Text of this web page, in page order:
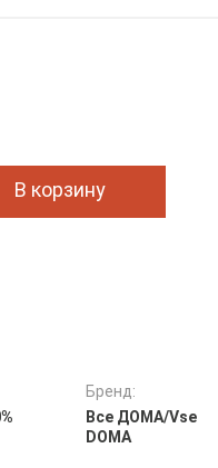
В корзину
Бренд:
Все ДOMA/Vse
DOMA